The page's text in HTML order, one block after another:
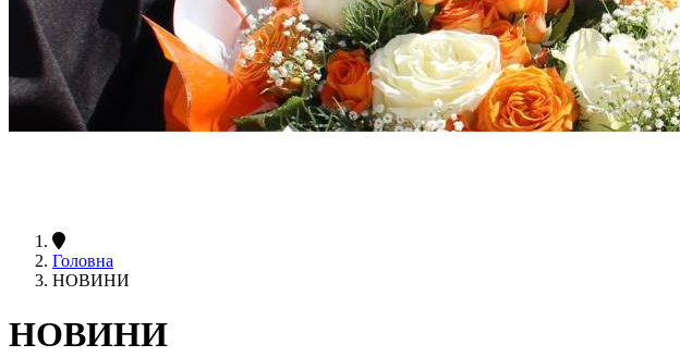
Головна
НОВИНИ
НОВИНИ